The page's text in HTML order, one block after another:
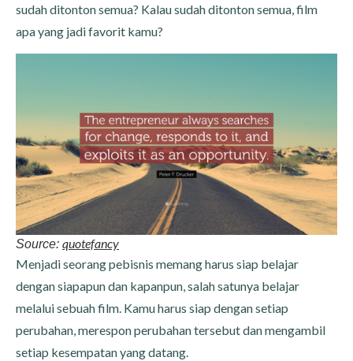
sudah ditonton semua? Kalau sudah ditonton semua, film
apa yang jadi favorit kamu?
Source: quotefancy
Menjadi seorang pebisnis memang harus siap belajar
dengan siapapun dan kapanpun, salah satunya belajar
melalui sebuah film. Kamu harus siap dengan setiap
perubahan, merespon perubahan tersebut dan mengambil
setiap kesempatan yang datang.